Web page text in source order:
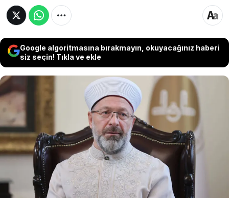
Google algoritmasına bırakmayın, okuyacağınız haberi
siz seçin! Tıkla ve ekle
7’şer yıl görevde kalan Bardakoğlu ile
Görmez kimseye dava açmadı. Erbaş
ise önceki başkanların aksine 3 bin
dava açtı.